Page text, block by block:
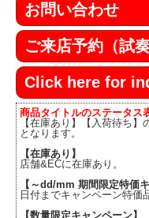
お問い合わせ
ご来店予約（試
Click here for
商品タイトルのステータス
【在庫あり】【入荷待ち】
となります。
【在庫あり】
店舗&ECに在庫あり。
【～dd/mm 期間限定特価
日付までキャンペーン特価
【数量限定キャンペーン】